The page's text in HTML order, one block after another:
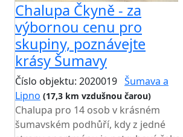
Chalupa Čkyně - za
výbornou cenu pro
skupiny, poznávejte
krásy Šumavy
Číslo objektu: 2020019 Šumava a
Lipno (17,3 km vzdušnou čarou)
Chalupa pro 14 osob v krásném
šumavském podhůří, kdy z jedné